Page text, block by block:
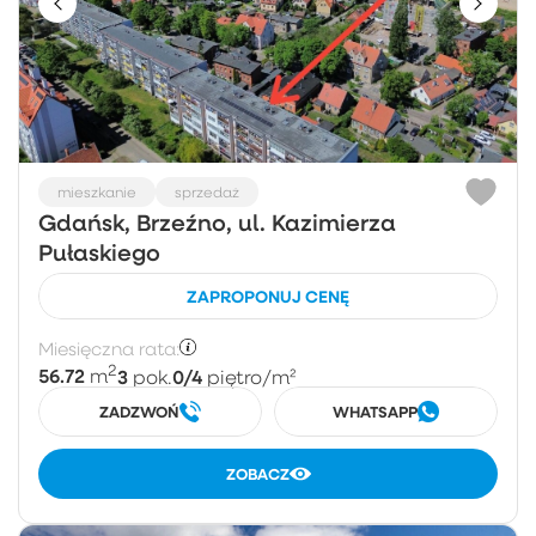
mieszkanie sprzedaż
Gdańsk, Brzeźno, ul. Kazimierza
Pułaskiego
ZAPROPONUJ CENĘ
Miesięczna rata:
56.72 m23 pok.0/4 piętro/m²
ZADZWOŃ WHATSAPP
ZOBACZ